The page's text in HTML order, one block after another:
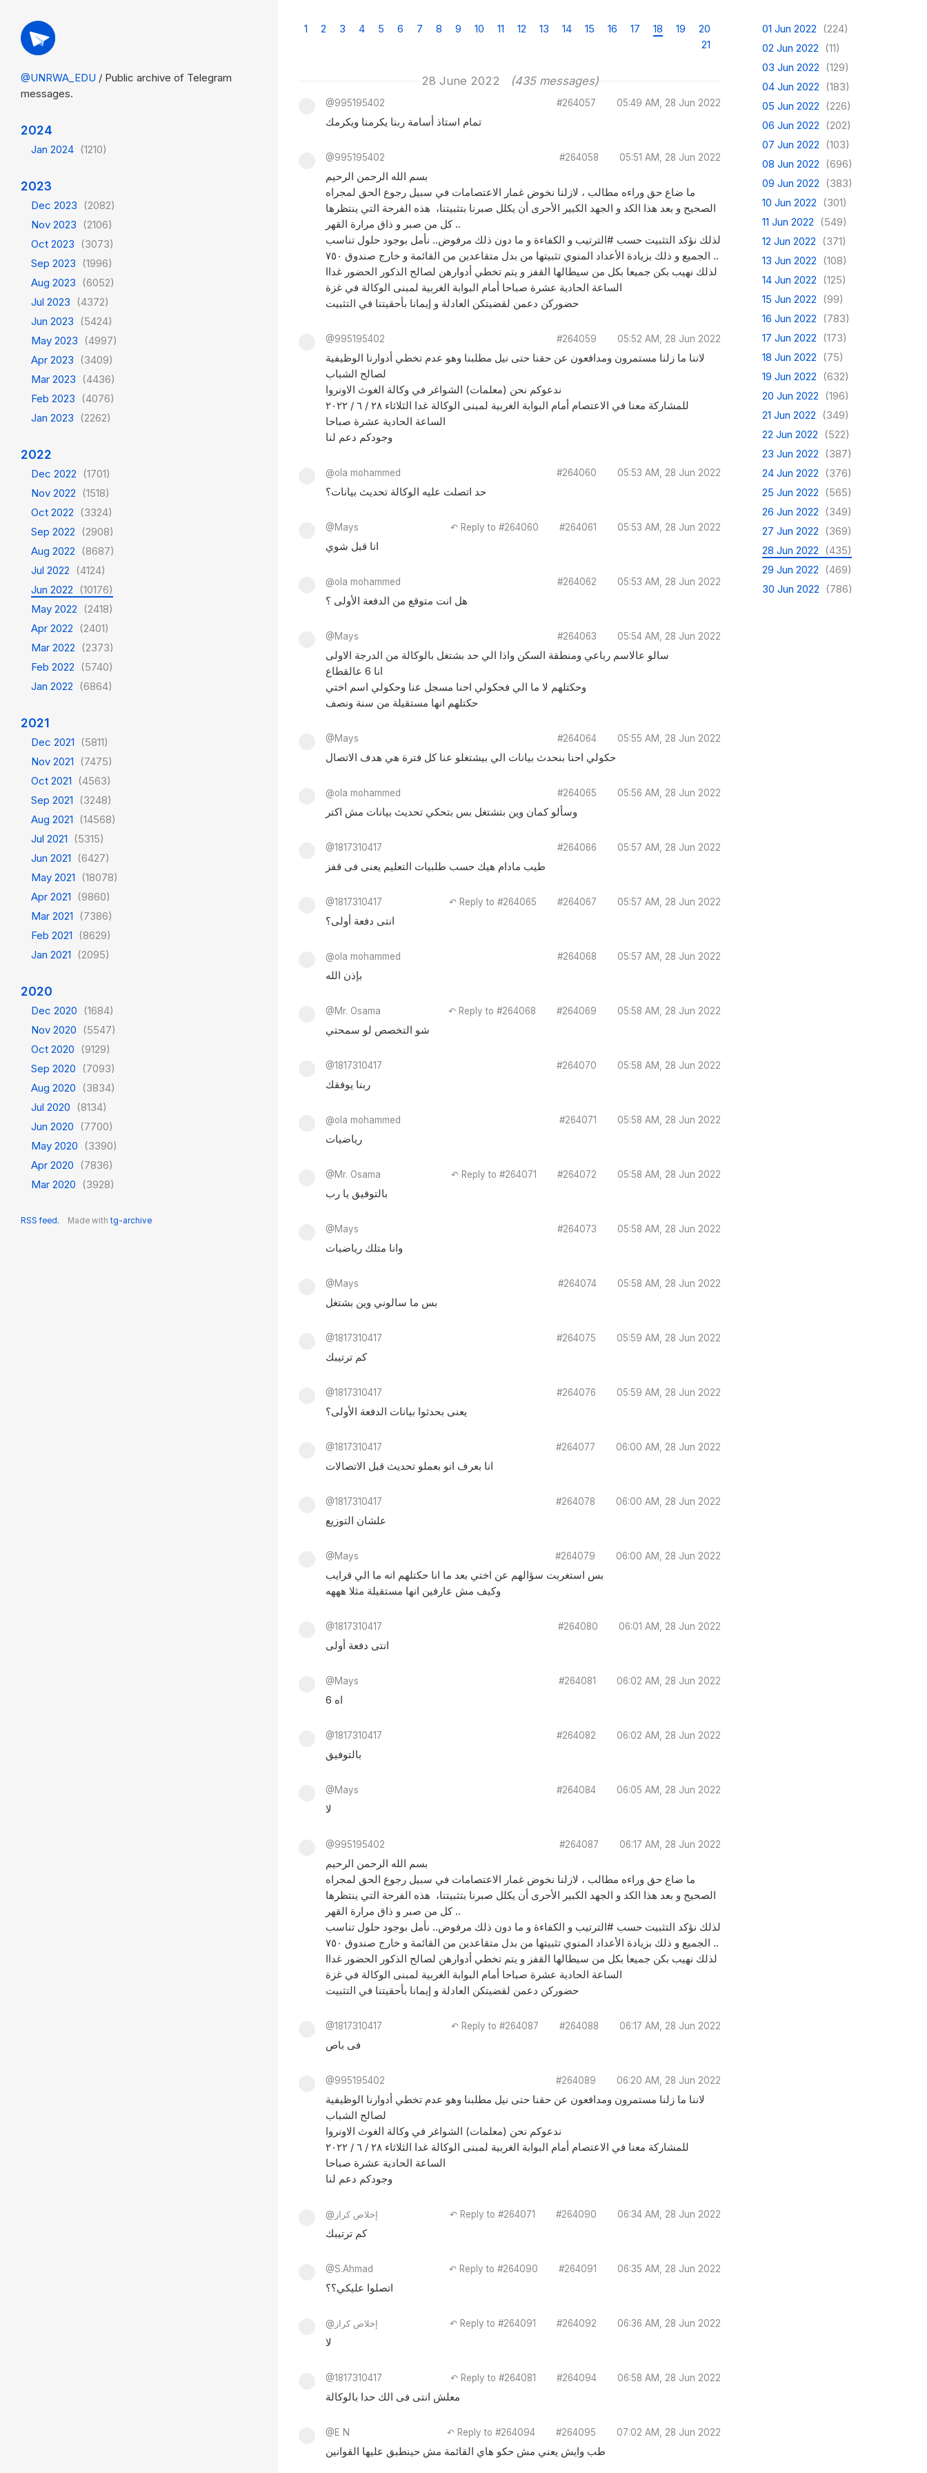
@UNRWA_EDU / Public archive of Telegram
messages.
2024
Jan 2024 (1210)
2023
Dec 2023 (2082)
Nov 2023 (2106)
Oct 2023 (3073)
Sep 2023 (1996)
Aug 2023 (6052)
Jul 2023 (4372)
Jun 2023 (5424)
May 2023 (4997)
Apr 2023 (3409)
Mar 2023 (4436)
Feb 2023 (4076)
Jan 2023 (2262)
2022
Dec 2022 (1701)
Nov 2022 (1518)
Oct 2022 (3324)
Sep 2022 (2908)
Aug 2022 (8687)
Jul 2022 (4124)
Jun 2022 (10176)
May 2022 (2418)
Apr 2022 (2401)
Mar 2022 (2373)
Feb 2022 (5740)
Jan 2022 (6864)
2021
Dec 2021 (5811)
Nov 2021 (7475)
Oct 2021 (4563)
Sep 2021 (3248)
Aug 2021 (14568)
Jul 2021 (5315)
Jun 2021 (6427)
May 2021 (18078)
Apr 2021 (9860)
Mar 2021 (7386)
Feb 2021 (8629)
Jan 2021 (2095)
2020
Dec 2020 (1684)
Nov 2020 (5547)
Oct 2020 (9129)
Sep 2020 (7093)
Aug 2020 (3834)
Jul 2020 (8134)
Jun 2020 (7700)
May 2020 (3390)
Apr 2020 (7836)
Mar 2020 (3928)
RSS feed. Made with tg-archive
1 2 3 4 5 6 7 8 9 10 11 12 13 14 15 16 17 18 19
20
21
28 June 2022 (435 messages)
@995195402 #264057 05:49 AM, 28 Jun 2022
تمام استاذ أسامة ربنا يكرمنا ويكرمك
@995195402 #264058 05:51 AM, 28 Jun 2022
بسم الله الرحمن الرحيم
ما ضاع حق وراءه مطالب ، لازلنا نخوض غمار الاعتصامات في سبيل رجوع الحق لمجراه
الصحيح و بعد هذا الكد و الجهد الكبير الأحرى أن يكلل صبرنا بتثبيتنا، هذه الفرحة التي ينتظرها
كل من صبر و ذاق مرارة القهر ..
لذلك نؤكد التثبيت حسب #الترتيب و الكفاءة و ما دون ذلك مرفوض.. نأمل بوجود حلول تناسب
الجميع و ذلك بزيادة الأعداد المنوي تثبيتها من بدل متقاعدين من القائمة و خارج صندوق ٧٥٠ ..
لذلك نهيب بكن جميعا بكل من سيطالها القفز و يتم تخطي أدوارهن لصالح الذكور الحضور غداا
الساعة الحادية عشرة صباحا أمام البوابة الغربية لمبنى الوكالة في غزة
حضوركن دعمن لقضيتكن العادلة و إيمانا بأحقيتنا في التثبيت
@995195402 #264059 05:52 AM, 28 Jun 2022
لاننا ما زلنا مستمرون ومدافعون عن حقنا حتى نيل مطلبنا وهو عدم تخطي أدوارنا الوظيفية
لصالح الشباب
ندعوكم نحن (معلمات) الشواغر في وكالة الغوث الاونروا
للمشاركة معنا في الاعتصام أمام البوابة الغربية لمبنى الوكالة غدا الثلاثاء ٢٨ / ٦ / ٢٠٢٢
الساعة الحادية عشرة صباحا
وجودكم دعم لنا
@ola mohammed #264060 05:53 AM, 28 Jun 2022
حد اتصلت عليه الوكالة تحديث بيانات؟
@Mays ↶ Reply to #264060 #264061 05:53 AM, 28 Jun 2022
انا قبل شوي
@ola mohammed #264062 05:53 AM, 28 Jun 2022
هل انت متوقع من الدفعة الأولى ؟
@Mays #264063 05:54 AM, 28 Jun 2022
سالو عالاسم رباعي ومنطقة السكن واذا الي حد بشتغل بالوكالة من الدرجة الاولى
انا 6 عالقطاع
وحكتلهم لا ما الي فحكولي احنا مسجل عنا وحكولي اسم اختي
حكتلهم انها مستقيلة من سنة ونصف
@Mays #264064 05:55 AM, 28 Jun 2022
حكولي احنا بنحدث بيانات الي بيشتغلو عنا كل فترة هي هدف الاتصال
@ola mohammed #264065 05:56 AM, 28 Jun 2022
وسألو كمان وين بتشتغل بس بتحكي تحديث بيانات مش اكتر
@1817310417 #264066 05:57 AM, 28 Jun 2022
طيب مادام هيك حسب طلبيات التعليم يعنى فى قفز
@1817310417 ↶ Reply to #264065 #264067 05:57 AM, 28 Jun 2022
انتى دفعة أولى؟
@ola mohammed #264068 05:57 AM, 28 Jun 2022
بإذن الله
@Mr. Osama ↶ Reply to #264068 #264069 05:58 AM, 28 Jun 2022
شو التخصص لو سمحتي
@1817310417 #264070 05:58 AM, 28 Jun 2022
ربنا يوفقك
@ola mohammed #264071 05:58 AM, 28 Jun 2022
رياضيات
@Mr. Osama ↶ Reply to #264071 #264072 05:58 AM, 28 Jun 2022
بالتوفيق يا رب
@Mays #264073 05:58 AM, 28 Jun 2022
وانا متلك رياضيات
@Mays #264074 05:58 AM, 28 Jun 2022
بس ما سالوني وين بشتغل
@1817310417 #264075 05:59 AM, 28 Jun 2022
كم ترتيبك
@1817310417 #264076 05:59 AM, 28 Jun 2022
يعنى بحدثوا بيانات الدفعة الأولى؟
@1817310417 #264077 06:00 AM, 28 Jun 2022
انا بعرف انو بعملو تحديث قبل الاتصالات
@1817310417 #264078 06:00 AM, 28 Jun 2022
علشان التوزيع
@Mays #264079 06:00 AM, 28 Jun 2022
بس استغربت سؤالهم عن اختي بعد ما انا حكتلهم انه ما الي قرايب
وكيف مش عارفين انها مستقيلة مثلا هههه
@1817310417 #264080 06:01 AM, 28 Jun 2022
انتى دفعة أولى
@Mays #264081 06:02 AM, 28 Jun 2022
اه 6
@1817310417 #264082 06:02 AM, 28 Jun 2022
بالتوفيق
@Mays #264084 06:05 AM, 28 Jun 2022
لا
@995195402 #264087 06:17 AM, 28 Jun 2022
بسم الله الرحمن الرحيم
ما ضاع حق وراءه مطالب ، لازلنا نخوض غمار الاعتصامات في سبيل رجوع الحق لمجراه
الصحيح و بعد هذا الكد و الجهد الكبير الأحرى أن يكلل صبرنا بتثبيتنا، هذه الفرحة التي ينتظرها
كل من صبر و ذاق مرارة القهر ..
لذلك نؤكد التثبيت حسب #الترتيب و الكفاءة و ما دون ذلك مرفوض.. نأمل بوجود حلول تناسب
الجميع و ذلك بزيادة الأعداد المنوي تثبيتها من بدل متقاعدين من القائمة و خارج صندوق ٧٥٠ ..
لذلك نهيب بكن جميعا بكل من سيطالها القفز و يتم تخطي أدوارهن لصالح الذكور الحضور غداا
الساعة الحادية عشرة صباحا أمام البوابة الغربية لمبنى الوكالة في غزة
حضوركن دعمن لقضيتكن العادلة و إيمانا بأحقيتنا في التثبيت
@1817310417 ↶ Reply to #264087 #264088 06:17 AM, 28 Jun 2022
فى باص
@995195402 #264089 06:20 AM, 28 Jun 2022
لاننا ما زلنا مستمرون ومدافعون عن حقنا حتى نيل مطلبنا وهو عدم تخطي أدوارنا الوظيفية
لصالح الشباب
ندعوكم نحن (معلمات) الشواغر في وكالة الغوث الاونروا
للمشاركة معنا في الاعتصام أمام البوابة الغربية لمبنى الوكالة غدا الثلاثاء ٢٨ / ٦ / ٢٠٢٢
الساعة الحادية عشرة صباحا
وجودكم دعم لنا
@إخلاص كراز ↶ Reply to #264071 #264090 06:34 AM, 28 Jun 2022
كم ترتيبك
@S.Ahmad ↶ Reply to #264090 #264091 06:35 AM, 28 Jun 2022
اتصلوا عليكي؟؟
@إخلاص كراز ↶ Reply to #264091 #264092 06:36 AM, 28 Jun 2022
لا
@1817310417 ↶ Reply to #264081 #264094 06:58 AM, 28 Jun 2022
معلش انتى فى الك حدا بالوكالة
@E N ↶ Reply to #264094 #264095 07:02 AM, 28 Jun 2022
طب وايش يعني مش حكو هاي القائمة مش حينطبق عليها القوانين
01 Jun 2022 (224)
02 Jun 2022 (11)
03 Jun 2022 (129)
04 Jun 2022 (183)
05 Jun 2022 (226)
06 Jun 2022 (202)
07 Jun 2022 (103)
08 Jun 2022 (696)
09 Jun 2022 (383)
10 Jun 2022 (301)
11 Jun 2022 (549)
12 Jun 2022 (371)
13 Jun 2022 (108)
14 Jun 2022 (125)
15 Jun 2022 (99)
16 Jun 2022 (783)
17 Jun 2022 (173)
18 Jun 2022 (75)
19 Jun 2022 (632)
20 Jun 2022 (196)
21 Jun 2022 (349)
22 Jun 2022 (522)
23 Jun 2022 (387)
24 Jun 2022 (376)
25 Jun 2022 (565)
26 Jun 2022 (349)
27 Jun 2022 (369)
28 Jun 2022 (435)
29 Jun 2022 (469)
30 Jun 2022 (786)